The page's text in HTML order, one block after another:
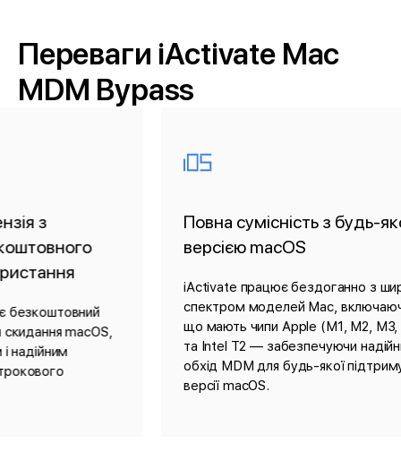
Переваги iActivate Mac
MDM Bypass
Повна сумісність з будь-якою
версією macOS
iActivate працює бездоганно з широким
спектром моделей Mac, включаючи ті,
що мають чипи Apple (M1, M2, M3, M4)
та Intel T2 — забезпечуючи надійний
обхід MDM для будь-якої підтримуваної
Наша